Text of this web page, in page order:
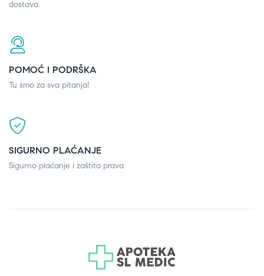
dostava.
POMOĆ I PODRŠKA
Tu smo za sva pitanja!
SIGURNO PLAĆANJE
Sigurno plaćanje i zaštita prava